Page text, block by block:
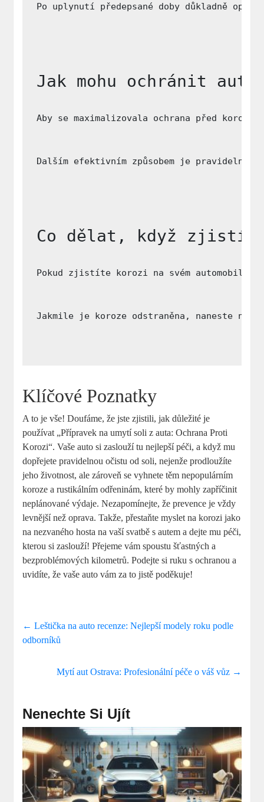
Po uplynutí předepsané doby důkladně
Jak mohu ochránit
Aby se maximalizovala ochrana před
Dalším efektivním způsobem je pravidelné
Co dělat, když zjistím
Pokud zjistíte korozi na svém
Jakmile je koroze odstraněna, naneste na
Klíčové Poznatky
A to je vše! Doufáme, že jste zjistili, jak důležité je
používat „Přípravek na umytí soli z auta: Ochrana Proti
Korozi“. Vaše auto si zaslouží tu nejlepší péči, a když mu
dopřejete pravidelnou očistu od soli, nejenže prodloužíte
jeho životnost, ale zároveň se vyhnete těm nepopulárním
koroze a rustikálním odřeninám, které by mohly zapříčinit
neplánované výdaje. Nezapomínejte, že prevence je vždy
levnější než oprava. Takže, přestaňte myslet na korozi jako
na nezvaného hosta na vaší svatbě s autem a dejte mu péči,
kterou si zaslouží! Přejeme vám spoustu šťastných a
bezproblémových kilometrů. Podejte si ruku s ochranou a
uvidíte, že vaše auto vám za to jistě poděkuje!
← Leštička na auto recenze: Nejlepší modely roku podle
odborníků
Mytí aut Ostrava: Profesionální péče o váš vůz →
Nenechte Si Ujít